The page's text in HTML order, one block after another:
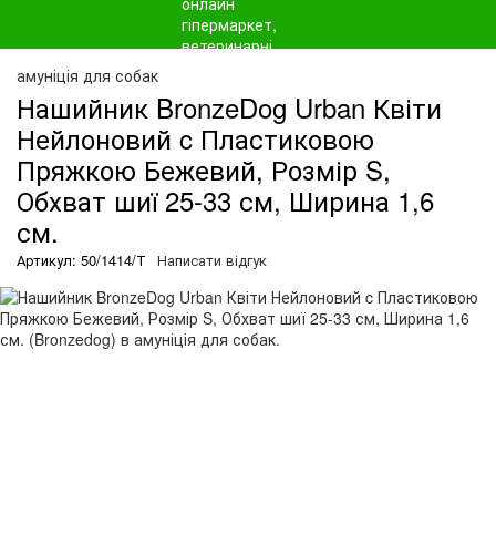
амуніція для собак
Нашийник BronzeDog Urban Квіти
Нейлоновий c Пластиковою
Пряжкою Бежевий, Розмір S,
Обхват шиї 25-33 см, Ширина 1,6
см.
Артикул: 50/1414/Т Написати відгук